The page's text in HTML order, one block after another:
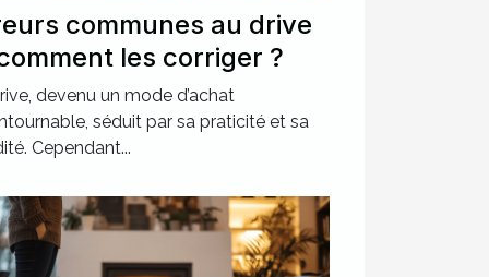
communes au drive
les corriger ?
devenu un mode d’achat
séduit par sa praticité et sa
Cependant...